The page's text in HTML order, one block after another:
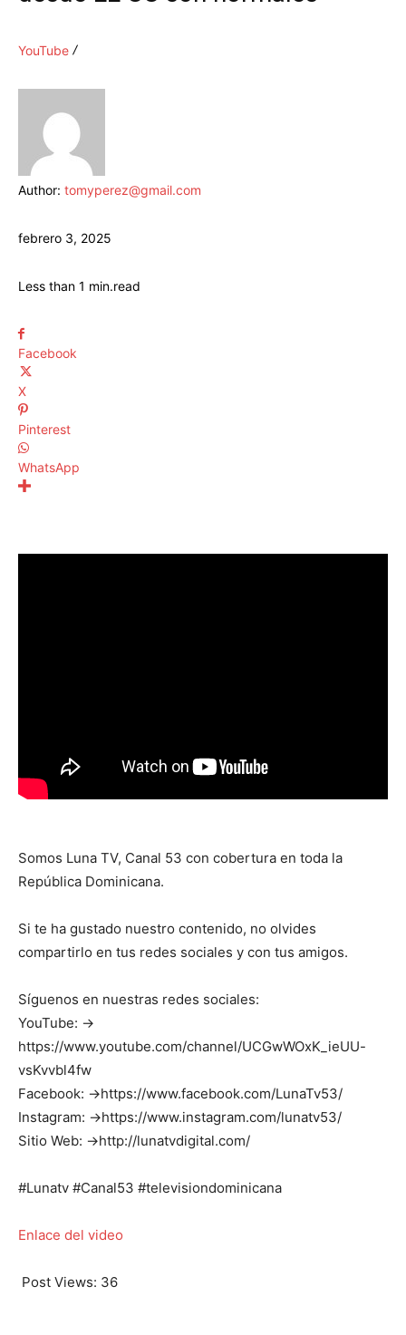
YouTube
Author: tomyperez@gmail.com
febrero 3, 2025
Less than 1 min.read
Facebook
X
Pinterest
WhatsApp
Somos Luna TV, Canal 53 con cobertura en toda la
República Dominicana.
Si te ha gustado nuestro contenido, no olvides
compartirlo en tus redes sociales y con tus amigos.
Síguenos en nuestras redes sociales:
YouTube: →
https://www.youtube.com/channel/UCGwWOxK_ieUU-
vsKvvbl4fw
Facebook: →https://www.facebook.com/LunaTv53/
Instagram: →https://www.instagram.com/lunatv53/
Sitio Web: →http://lunatvdigital.com/
#Lunatv #Canal53 #televisiondominicana
Enlace del video
Post Views: 36